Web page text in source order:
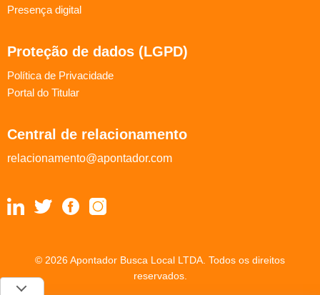
Presença digital
Proteção de dados (LGPD)
Política de Privacidade
Portal do Titular
Central de relacionamento
relacionamento@apontador.com
© 2026 Apontador Busca Local LTDA. Todos os direitos
reservados.